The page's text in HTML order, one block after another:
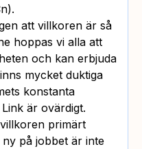
att villkoren är så
hoppas vi alla att
och kan erbjuda
mycket duktiga
konstanta
är ovärdigt.
primärt
på jobbet är inte